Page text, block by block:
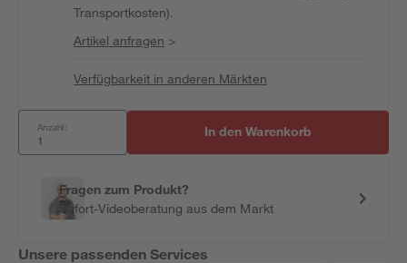
Transportkosten).
Artikel anfragen >
Verfügbarkeit in anderen Märkten
Anzahl: In den Warenkorb
Fragen zum Produkt?
Sofort-Videoberatung aus dem Markt
Unsere passenden Services